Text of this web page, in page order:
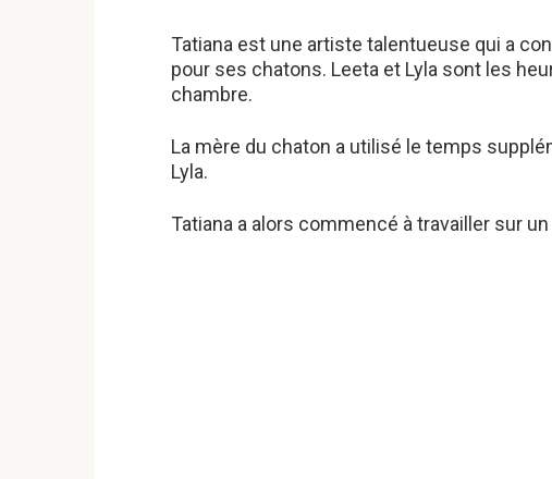
Tatiana est une artiste talentueuse qui a
pour ses chatons. Leeta et Lyla sont les
chambre.
La mère du chaton a utilisé le temps
Lyla.
Tatiana a alors commencé à travailler sur